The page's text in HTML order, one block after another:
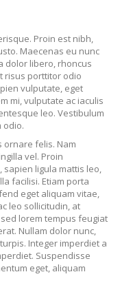
Proin est nibh,
Maecenas eu nunc
dolor libero, rhoncus
risus porttitor odio
vulputate, eget
mi, vulputate ac iaculis
leo. Vestibulum
odio.
ornare felis. Nam
vel. Proin
sapien ligula mattis leo,
facilisi. Etiam porta
eget aliquam vitae,
leo sollicitudin, at
lorem tempus feugiat
Nullam dolor nunc,
Integer imperdiet a
Suspendisse
eget, aliquam